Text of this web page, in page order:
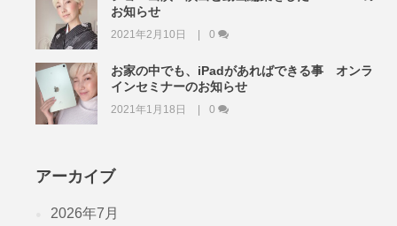
お知らせ
2021年2月10日 0
お家の中でも、iPadがあればできる事 オンラ
インセミナーのお知らせ
2021年1月18日 0
アーカイブ
2026年7月